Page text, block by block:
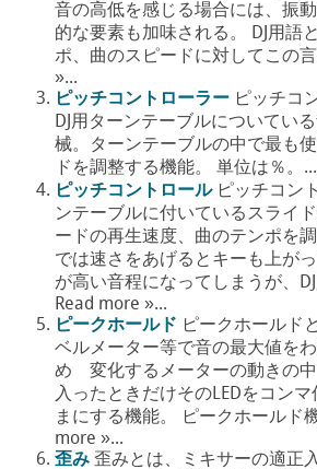
音の高低を感じる場合には、振
的な要素も加味される。 DJ用語
ポ、曲のスピードに対してこの
»...
ピッチコントローラー ピッチコ
DJ用ターンテーブルについてい
械。ターンテーブルの中で最も
ドを調整する機能。 単位は％。...
ピッチコントロール ピッチコン
ンテーブルに付いているスライ
ードの再生速度、曲のテンポを
では速さをあげるとキーも上が
が高い音程になってしまうが、
Read more »...
ピークホールド
ピークホールド
ベルメーター等で音の最大値を
め 変化するメーターの動きの
入ったときだけそのLEDをコン
まにする機能。 ピークホールド
more »...
歪み 歪みとは、ミキサーの適正